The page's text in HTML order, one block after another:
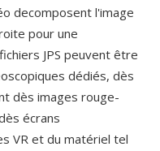
decomposent l'image
pour une
JPS peuvent être
dédiés, dès
dès images rouge-
écrans
VR et du matériel tel